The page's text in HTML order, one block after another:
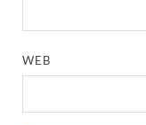
WEB